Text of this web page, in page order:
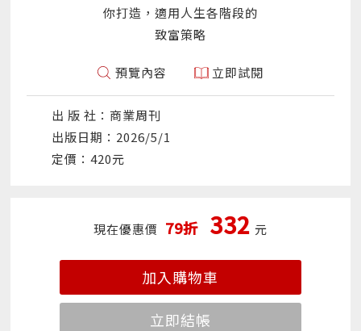
預覽內容 立即試閱
出 版 社：商業周刊
出版日期：2026/5/1
定價：420元
現在優惠價 79折 332 元
加入購物車
立即結帳